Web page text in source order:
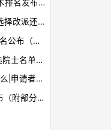
最新|2025软科世界大学学术排名发布（附Top200榜单）
CSC获批后因故无法出国-选择改派还是放弃
最新|2026年QS世界大学排名公布（附前200榜单）
2025年英国皇家学会新当选院士名单揭晓（附部分华人当选者简介）
美国签证官在电脑上敲击什么|申请者应如何应对
2026年IEEE Fellow名单公布（附部分新晋华人学者简介）